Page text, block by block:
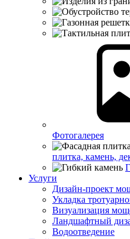
Фотогалерея
плитка, камень,
Услуги
Дизайн-проект
Укладка
Визуализация
Ландшафтный
Водоотведение